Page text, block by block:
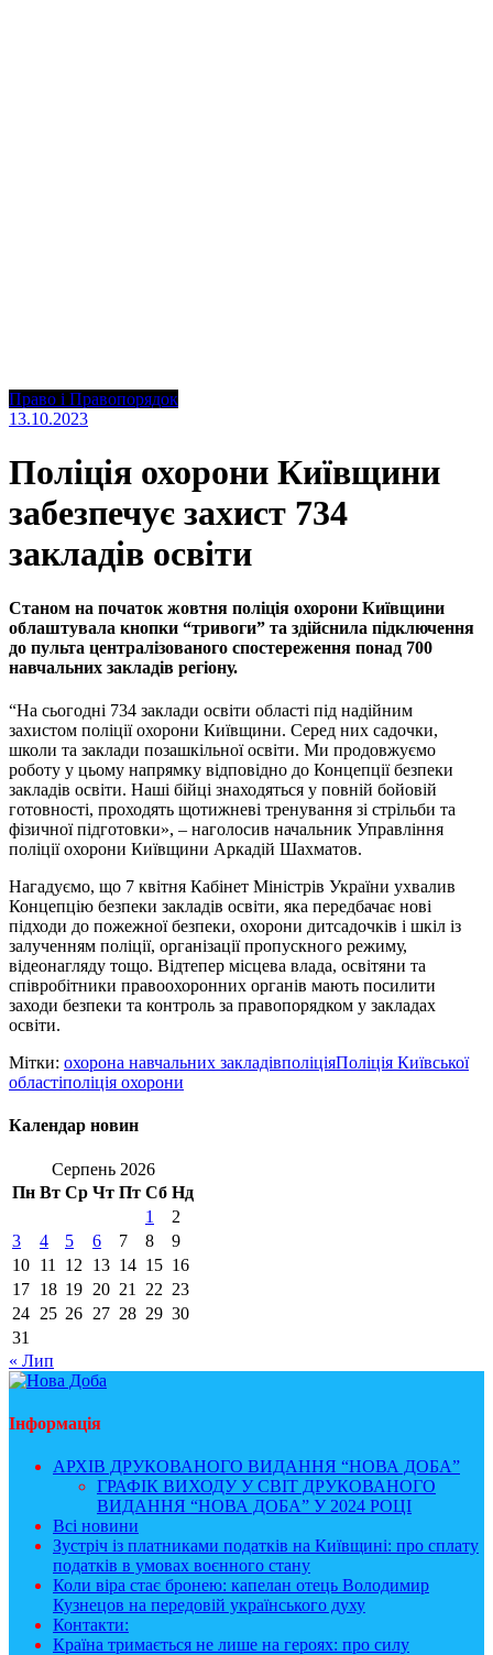
Право і Правопорядок
13.10.2023
Поліція охорони Київщини
забезпечує захист 734
закладів освіти
Станом на початок жовтня поліція охорони Київщини
облаштувала кнопки “тривоги” та здійснила підключення
до пульта централізованого спостереження понад 700
навчальних закладів регіону.
“На сьогодні 734 заклади освіти області під надійним
захистом поліції охорони Київщини. Серед них садочки,
школи та заклади позашкільної освіти. Ми продовжуємо
роботу у цьому напрямку відповідно до Концепції безпеки
закладів освіти. Наші бійці знаходяться у повній бойовій
готовності, проходять щотижневі тренування зі стрільби та
фізичної підготовки», – наголосив начальник Управління
поліції охорони Київщини Аркадій Шахматов.
Нагадуємо, що 7 квітня Кабінет Міністрів України ухвалив
Концепцію безпеки закладів освіти, яка передбачає нові
підходи до пожежної безпеки, охорони дитсадочків і шкіл із
залученням поліції, організації пропускного режиму,
відеонагляду тощо. Відтепер місцева влада, освітяни та
співробітники правоохоронних органів мають посилити
заходи безпеки та контроль за правопорядком у закладах
освіти.
Мітки: охорона навчальних закладівполіціяПоліція Київської
областіполіція охорони
Календар новин
Серпень 2026
Пн Вт Ср Чт Пт Сб Нд
1
2
3
4 5 6 7 8
9
10 11 12 13 14 15 16
17 18 19 20 21 22 23
24 25 26 27 28 29 30
31
« Лип
Інформація
АРХІВ ДРУКОВАНОГО ВИДАННЯ “НОВА ДОБА”
ГРАФІК ВИХОДУ У СВІТ ДРУКОВАНОГО
ВИДАННЯ “НОВА ДОБА” У 2024 РОЦІ
Всі новини
Зустріч із платниками податків на Київщині: про сплату
податків в умовах воєнного стану
Коли віра стає бронею: капелан отець Володимир
Кузнецов на передовій українського духу
Контакти:
Країна тримається не лише на героях: про силу